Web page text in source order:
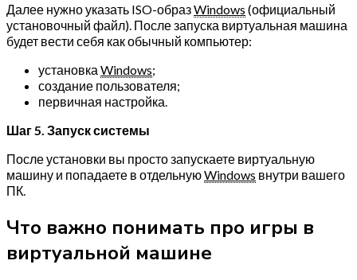
Далее нужно указать ISO-образWindows (официальный
установочный файл). После запуска виртуальная машина
будет вести себя как обычный компьютер:
установка Windows;
создание пользователя;
первичная настройка.
Шаг 5. Запуск системы
После установки вы просто запускаете виртуальную
машину и попадаете в отдельнуюWindows внутри вашего
ПК.
Что важно понимать про игры в
виртуальной машине